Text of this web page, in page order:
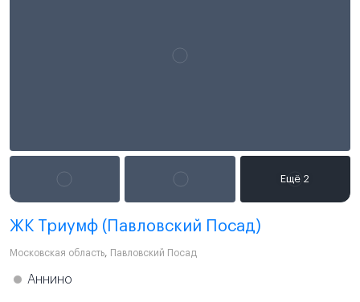
ЖК Триумф (Павловский Посад)
Московская область, Павловский Посад
Аннино